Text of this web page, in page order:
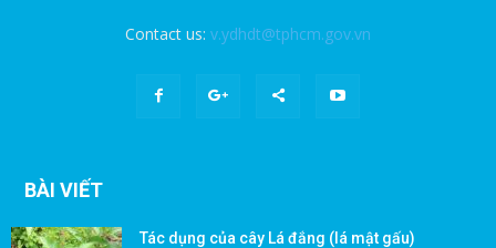
Contact us: v.ydhdt@tphcm.gov.vn
BÀI VIẾT
Tác dụng của cây Lá đắng (lá mật gấu)